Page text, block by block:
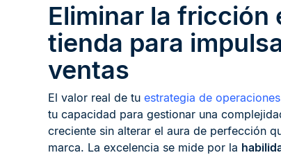
Eliminar la fricción
tienda para
ventas
El valor real de tu estrategia de
tu capacidad para gestionar una
creciente sin alterar el aura de perfección
marca. La excelencia se mide por la